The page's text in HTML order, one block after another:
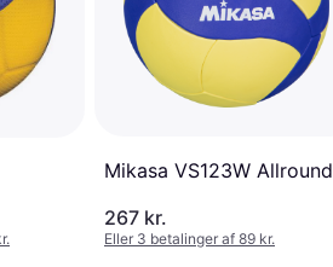
Mikasa VS123W Allround
267 kr.
Eller 3 betalinger af 89 kr.